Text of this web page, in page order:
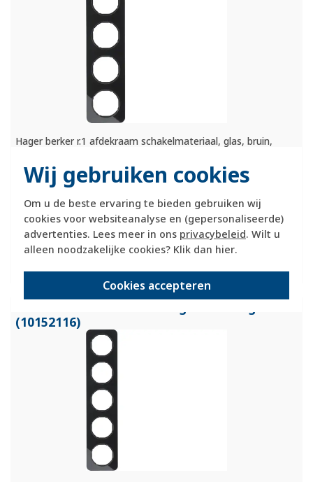
Wij gebruiken cookies
Om u de beste ervaring te bieden gebruiken wij
cookies voor websiteanalyse en (gepersonaliseerde)
advertenties. Lees meer in ons privacybeleid. Wilt u
alleen noodzakelijke cookies? Klik dan hier.
Cookies accepteren
Hager berker r.1 afdekraam schakelmateriaal, glas, bruin,
Verwachte levertijd:
1-2 weken
Huidige voorraad:
0 stuk(s)
162,95
(10152116)